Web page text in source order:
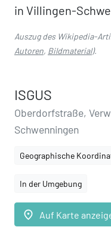
in Villingen-
Auszug des Wikipedia-
Autoren, Bildmaterial).
ISGUS
Oberdorfstraße,
Schwenningen
Geographische
In der Umgebung
place Auf Karte